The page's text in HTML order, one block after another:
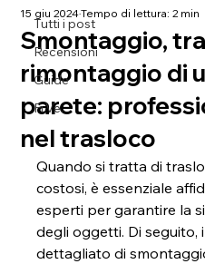
Tutti i post
Recensioni
Guide
Fi.Ve.
Smontaggio,
rimontaggio di
parete:
nel trasloco
15 giu 2024Tempo di lettura: 2 min
Quando si tratta di
costosi, è essenziale
esperti per garantire la
degli oggetti. Di seguito,
dettagliato di